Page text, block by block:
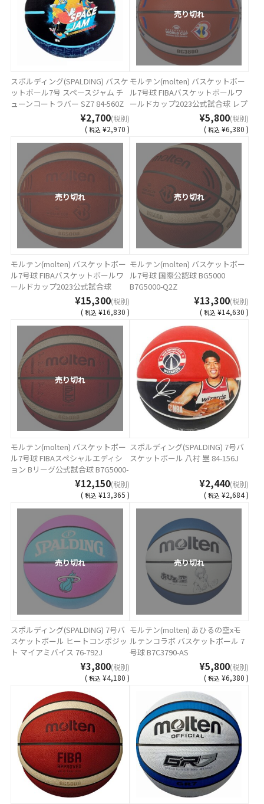
スポルディング(SPALDING) バスケ
ットボール7号 スペースジャム チ
ューンコートラバー SZ7 84-560Z
¥2,700(税別)
( 税込 ¥2,970 )
売り切れ
モルテン(molten) バスケットボー
ル7号球 FIBAバスケットボールワ
ールドカップ2023公式試合球 レプ
リカ BG3800 B7G3800-M3P
¥5,800(税別)
( 税込 ¥6,380 )
売り切れ
モルテン(molten) バスケットボー
ル7号球 FIBAバスケットボールワ
ールドカップ2023公式試合球
BG5000 B7G5000-M3P¥15,300(税別)
( 税込 ¥16,830 )
売り切れ
モルテン(molten) バスケットボー
ル7号球 国際公認球 BG5000
B7G5000-Q2Z
¥13,300(税別)
( 税込 ¥14,630 )
売り切れ
モルテン(molten) バスケットボー
ル7号球 FIBAスペシャルエディシ
ョン Bリーグ公式試合球 B7G5000-
¥12,150(税別)
( 税込 ¥13,365 )
スポルディング(SPALDING) 7号バ
スケットボール 八村 塁 84-156J
¥2,440(税別)
( 税込 ¥2,684 )
売り切れ
スポルディング(SPALDING) 7号バ
スケットボール ヒートコンポジッ
ト マイアミバイス 76-792J
¥3,800(税別)
( 税込 ¥4,180 )
売り切れ
モルテン(molten) あひるの空xモ
ルテンコラボ バスケットボール 7
号球 B7C3790-AS
¥5,800(税別)
( 税込 ¥6,380 )